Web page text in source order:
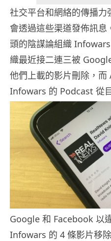
社交平台和網絡的傳播
會透過這些渠道發佈訊
頭的陰謀論組織
織最近接二連三被
他們上載的影片刪除，
Infowars 的 Podcast 從
Google 和 Facebook 以
Infowars 的 4 條影片移